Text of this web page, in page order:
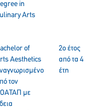
in
Arts
of
Aesthetics
τον
με
2o έτος
από τα 4
έτη